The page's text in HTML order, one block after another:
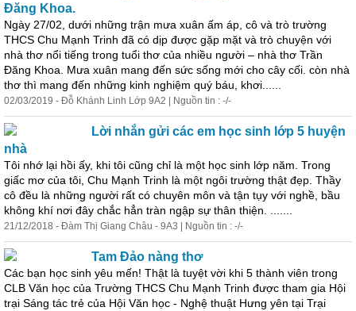
Đăng Khoa.
Ngày 27/02, dưới những trận mưa xuân ấm áp, cô và trò trường
THCS Chu Mạnh Trinh đã có dịp được gặp mặt và trò chuyện với
nhà thơ nổi tiếng trong tuổi thơ của nhiều người – nhà thơ Trần
Đăng Khoa. Mưa xuân mang đến sức sống mới cho cây cối. còn nhà
thơ thì mang đến những kinh nghiệm quý báu, khơi......
02/03/2019 - Đỗ Khánh Linh Lớp 9A2 | Nguồn tin : -/-
Lời nhắn gửi các em học sinh lớp 5 huyện
nhà
Tôi nhớ lại hồi ấy, khi tôi cũng chỉ là một học sinh lớp năm. Trong
giấc mơ của tôi, Chu Mạnh Trinh là một ngôi trường thật đẹp. Thầy
cô đều là những người rất có chuyên môn và tận tụy với nghề, bầu
không khí nơi đây chắc hẳn tràn ngập sự thân thiện. .......
21/12/2018 - Đàm Thị Giang Châu - 9A3 | Nguồn tin : -/-
Tam Đảo nàng thơ
Các bạn học sinh yêu mến! Thật là tuyệt vời khi 5 thành viên trong
CLB Văn học của Trường THCS Chu Mạnh Trinh được tham gia Hội
trại Sáng tác trẻ của Hội Văn học - Nghệ thuật Hưng yên tại Trại